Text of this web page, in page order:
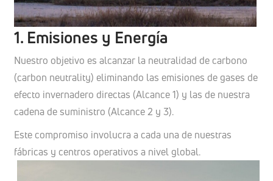
1. Emisiones y Energía
Nuestro objetivo es alcanzar la neutralidad de carbono
(carbon neutrality) eliminando las emisiones de gases de
efecto invernadero directas (Alcance 1) y las de nuestra
cadena de suministro (Alcance 2 y 3).
Este compromiso involucra a cada una de nuestras
fábricas y centros operativos a nivel global.